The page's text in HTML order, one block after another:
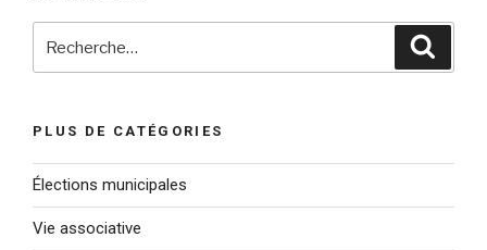
PLUS DE CATÉGORIES
Élections municipales
Vie associative